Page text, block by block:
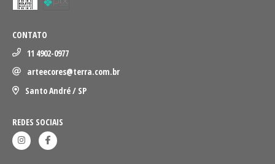
CONTATO
11 4902-0977
arteecores@terra.com.br
Santo André / SP
REDES SOCIAIS